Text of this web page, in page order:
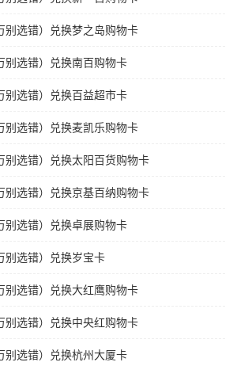
别选错）兑换梦之岛购物卡
别选错）兑换南百购物卡
别选错）兑换百益超市卡
别选错）兑换麦凯乐购物卡
别选错）兑换太阳百货购物卡
别选错）兑换京基百纳购物卡
别选错）兑换卓展购物卡
别选错）兑换岁宝卡
别选错）兑换大红鹰购物卡
别选错）兑换中央红购物卡
别选错）兑换杭州大厦卡